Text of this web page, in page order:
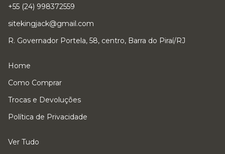
+55 (24) 998372559
sitekingjack@gmail.com
R. Governador Portela, 58, centro, Barra do Piraí/RJ
Home
Como Comprar
Trocas e Devoluções
Política de Privacidade
Ver Tudo